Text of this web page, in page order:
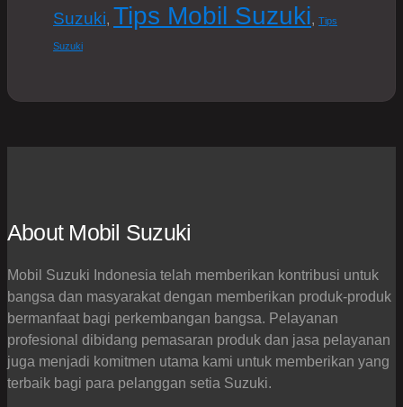
Suzuki, Tips Mobil Suzuki, Tips
Suzuki
About Mobil Suzuki
Mobil Suzuki Indonesia telah memberikan kontribusi untuk
bangsa dan masyarakat dengan memberikan produk-produk
bermanfaat bagi perkembangan bangsa. Pelayanan
profesional dibidang pemasaran produk dan jasa pelayanan
juga menjadi komitmen utama kami untuk memberikan yang
terbaik bagi para pelanggan setia Suzuki.